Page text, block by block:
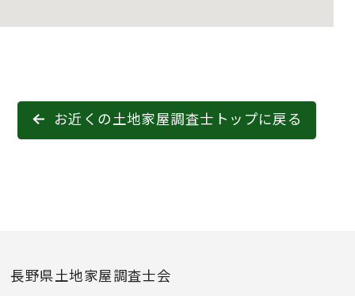
お近くの土地家屋調査士トップに戻る
長野県土地家屋調査士会